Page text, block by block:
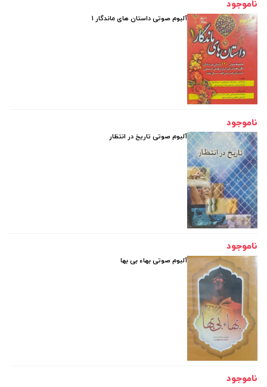
ناموجود
آلبوم صوتی داستان های ماندگار 1
ناموجود
آلبوم صوتی تاریخ در انتظار
ناموجود
آلبوم صوتی بهاء بی بها
ناموجود